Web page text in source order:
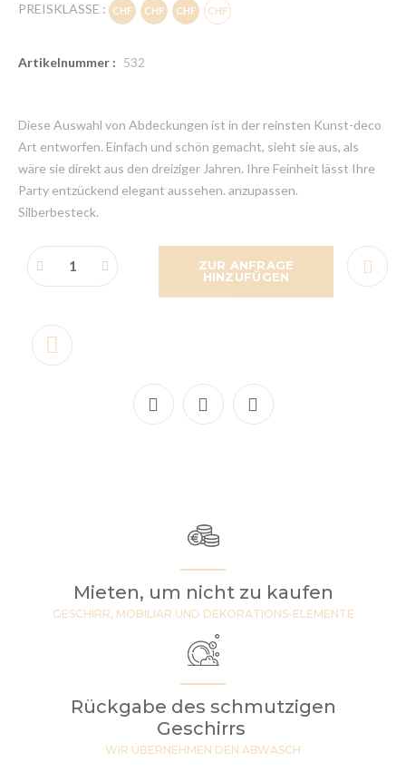
PREISKLASSE :
Artikelnummer : 532
Diese Auswahl von Abdeckungen ist in der reinsten Kunst-deco
Art entworfen. Einfach und schön gemacht, sieht sie aus, als
wäre sie direkt aus den dreiziger Jahren. Ihre Feinheit lässt Ihre
Party entzückend elegant aussehen. anzupassen.
Silberbesteck.
ZUR ANFRAGE
HINZUFÜGEN
Mieten, um nicht zu kaufen
GESCHIRR, MOBILIAR UND DEKORATIONS-ELEMENTE
Rückgabe des schmutzigen
Geschirrs
WIR ÜBERNEHMEN DEN ABWASCH